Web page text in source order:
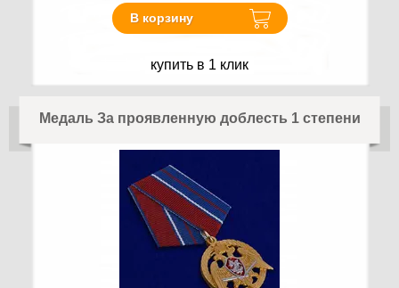
В корзину
купить в 1 клик
Медаль За проявленную доблесть 1 степени